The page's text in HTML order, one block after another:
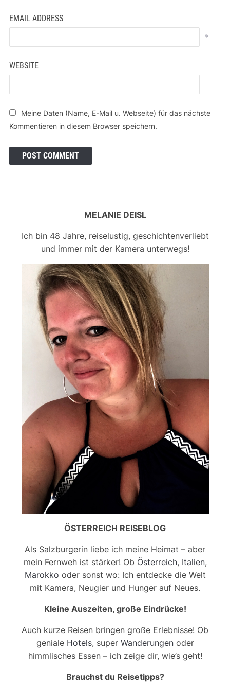
EMAIL ADDRESS
*
WEBSITE
Meine Daten (Name, E-Mail u. Webseite) für das nächste
Kommentieren in diesem Browser speichern.
MELANIE DEISL
Ich bin 48 Jahre, reiselustig, geschichtenverliebt
und immer mit der Kamera unterwegs!
ÖSTERREICH REISEBLOG
Als Salzburgerin liebe ich meine Heimat – aber
mein Fernweh ist stärker! Ob Österreich, Italien,
Marokko oder sonst wo: Ich entdecke die Welt
mit Kamera, Neugier und Hunger auf Neues.
Kleine Auszeiten, große Eindrücke!
Auch kurze Reisen bringen große Erlebnisse! Ob
geniale Hotels, super Wanderungenoder
himmlisches Essen – ich zeige dir, wie’s geht!
Brauchst du Reisetipps?